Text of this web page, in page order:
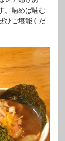
。噛めば噛む
ひご堪能くだ